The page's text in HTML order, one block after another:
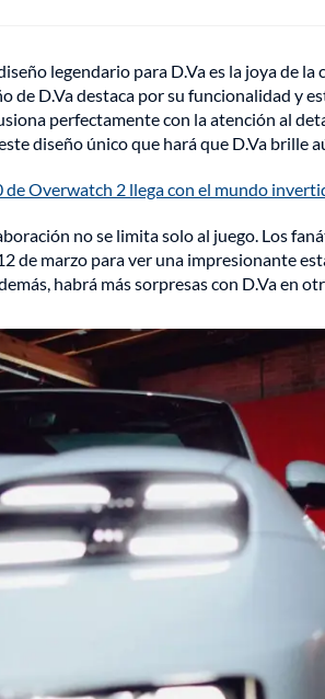
legendario para D.Va es la joya de
de D.Va destaca por su funcionalidad y
perfectamente con la atención al
diseño único que hará que D.Va brille
de Overwatch 2 llega con el mundo
no se limita solo al juego. Los
de marzo para ver una impresionante
habrá más sorpresas con D.Va en